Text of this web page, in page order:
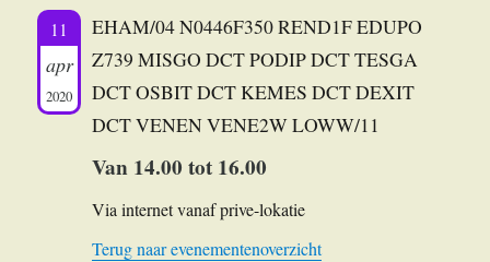
11
apr
2020
EHAM/04 N0446F350 REND1F EDUPO
Z739 MISGO DCT PODIP DCT TESGA
DCT OSBIT DCT KEMES DCT DEXIT
DCT VENEN VENE2W LOWW/11
Van 14.00 tot 16.00
Via internet vanaf prive-lokatie
Terug naar evenementenoverzicht